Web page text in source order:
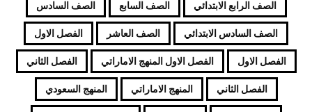
الصف الرابع الابتدائي الصف السابع الصف السادس
الصف السادس الابتدائي الصف العاشر الفصل الاول
الفصل الاول الفصل الاول المنهج الاماراتي الفصل الثاني
الفصل الثاني المنهج الاماراتي المنهج السعودي